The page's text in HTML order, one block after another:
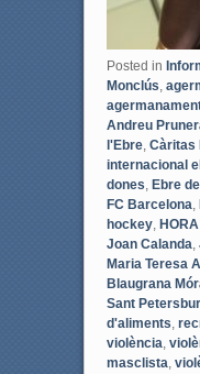
Posted in
Monclús,
Andreu
l'Ebre, Càritas
internacional
dones, Ebre
FC Barcelona,
hockey,
Joan Calanda,
Maria Teresa
Blaugrana
Sant
d'aliments,
violència,
masclista,